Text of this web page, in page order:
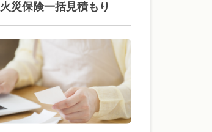
火災保険一括見積もり